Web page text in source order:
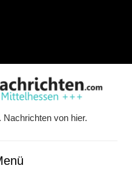
Feed
Nachrichten von hier.